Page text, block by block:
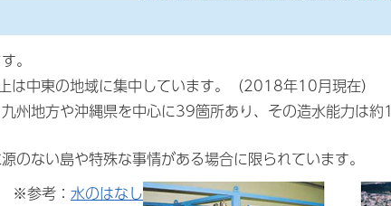
。
は中東の地域に集中しています。（2018年10月現在）
州地方や沖縄県を中心に39箇所あり、その造水能力は
ない島や特殊な事情がある場合に限られています。
※参考： 水のはなし